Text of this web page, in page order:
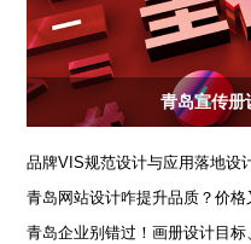
青岛宣传册
品牌VIS规范设计与应用落地设
青岛网站设计咋提升品质？价
青岛企业别错过！画册设计目